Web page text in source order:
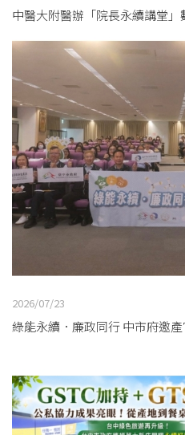
中醫大附醫辦「院長永續講堂
2026/07/23
綠能永續．廉政同行 中市府邀